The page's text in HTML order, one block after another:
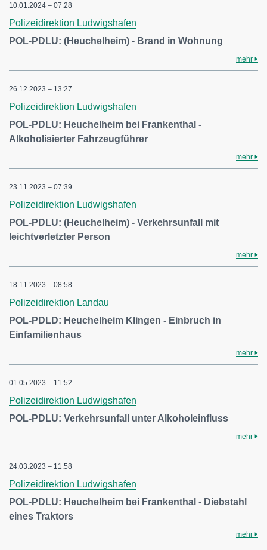
10.01.2024 – 07:28
Polizeidirektion Ludwigshafen
POL-PDLU: (Heuchelheim) - Brand in Wohnung
mehr
26.12.2023 – 13:27
Polizeidirektion Ludwigshafen
POL-PDLU: Heuchelheim bei Frankenthal -
Alkoholisierter Fahrzeugführer
mehr
23.11.2023 – 07:39
Polizeidirektion Ludwigshafen
POL-PDLU: (Heuchelheim) - Verkehrsunfall mit
leichtverletzter Person
mehr
18.11.2023 – 08:58
Polizeidirektion Landau
POL-PDLD: Heuchelheim Klingen - Einbruch in
Einfamilienhaus
mehr
01.05.2023 – 11:52
Polizeidirektion Ludwigshafen
POL-PDLU: Verkehrsunfall unter Alkoholeinfluss
mehr
24.03.2023 – 11:58
Polizeidirektion Ludwigshafen
POL-PDLU: Heuchelheim bei Frankenthal - Diebstahl
eines Traktors
mehr